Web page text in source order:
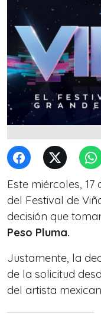
Este miércoles,
del Festival de
decisión que
Peso Pluma.
Justamente, la
de la solicitud
del artista